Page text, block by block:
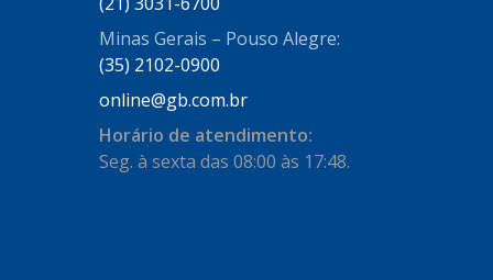
BECA FREIOS (25)
BOSAL
BRASMECK (656)
Minas Gerais – Pouso Alegre:
(35) 2102-0900
online@gb.com.br
Horário de atendimento:
Seg. à sexta das 08:00 às 17:48.